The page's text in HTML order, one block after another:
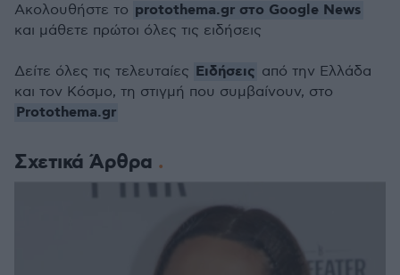
Σχετικά Άρθρα
Ακολουθήστε το protothema.gr στο Google News
και μάθετε πρώτοι όλες τις ειδήσεις
Δείτε όλες τις τελευταίες Ειδήσεις από την Ελλάδα
και τον Κόσμο, τη στιγμή που συμβαίνουν, στο
Protothema.gr